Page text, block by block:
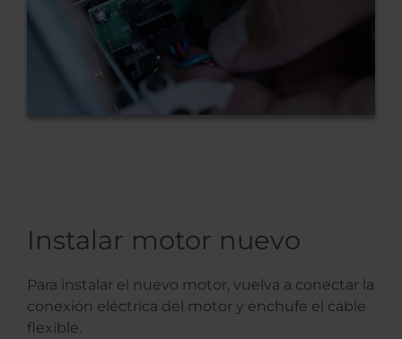
Instalar motor nuevo
Para instalar el nuevo motor, vuelva a conectar la
conexión eléctrica del motor y enchufe el cable
flexible.